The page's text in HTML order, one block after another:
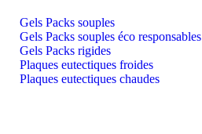
Gels Packs souples
Gels Packs souples éco responsables
Gels Packs rigides
Plaques eutectiques froides
Plaques eutectiques chaudes